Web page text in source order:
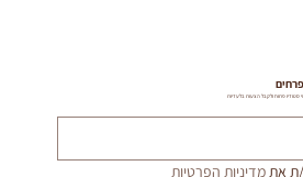
סטודיו פתוח ולקבל הצעות בלעדיות
ת את מדיניות הפרטיות